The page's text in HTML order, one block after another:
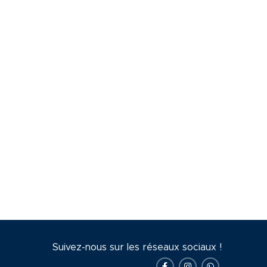
Suivez-nous sur les réseaux sociaux !